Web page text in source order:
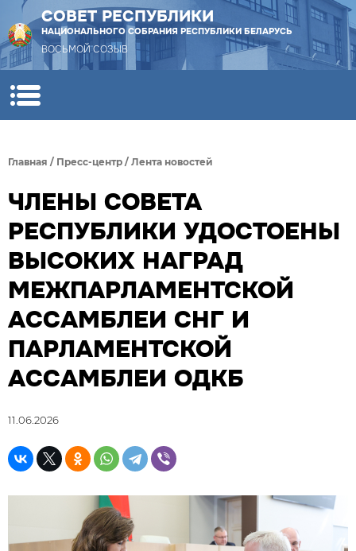
СОВЕТ РЕСПУБЛИКИ
НАЦИОНАЛЬНОГО СОБРАНИЯ РЕСПУБЛИКИ БЕЛАРУСЬ
ВОСЬМОЙ СОЗЫВ
Главная / Пресс-центр / Лента новостей
ЧЛЕНЫ СОВЕТА
РЕСПУБЛИКИ УДОСТОЕНЫ
ВЫСОКИХ НАГРАД
МЕЖПАРЛАМЕНТСКОЙ
АССАМБЛЕИ СНГ И
ПАРЛАМЕНТСКОЙ
АССАМБЛЕИ ОДКБ
11.06.2026